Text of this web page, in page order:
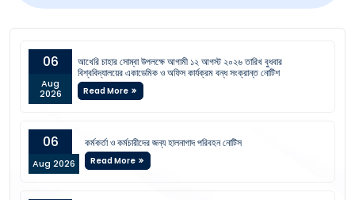
06
Aug
2026
আখেরি চাহার সোম্বা উপলক্ষে আগামী ১২ আগস্ট ২০২৬ তারিখ বুধবার
বিশ্ববিদ্যালয়ের একাডেমিক ও অফিস কার্যক্রম বন্ধ সংক্রান্ত নোটিশ
Read More
06
Aug 2026
কর্মকর্তা ও কর্মচারীদের জন্য হালনাগাদ পরিবহন নোটিস
Read More